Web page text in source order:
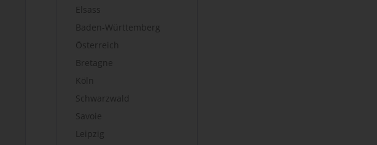
Elsass
Baden-Württemberg
Österreich
Bretagne
Köln
Schwarzwald
Savoie
Leipzig